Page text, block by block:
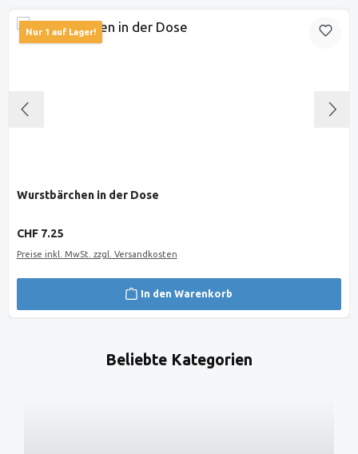
Nur 1 auf Lager!
Wurstbärchen in der Dose
Regulärer Preis:
CHF 7.25
Preise inkl. MwSt. zzgl. Versandkosten
In den Warenkorb
Beliebte Kategorien